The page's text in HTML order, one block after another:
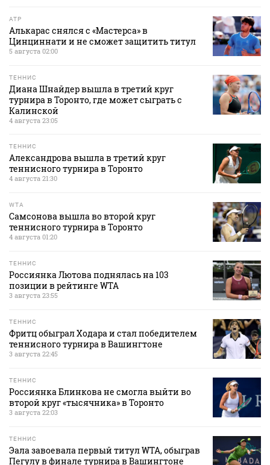
ATP
Алькарас снялся с «Мастерса» в
Цинциннати и не сможет защитить титул
5 августа 02:00
ТЕННИС
Диана Шнайдер вышла в третий круг
турнира в Торонто, где может сыграть с
Калинской
4 августа 23:05
ТЕННИС
Александрова вышла в третий круг
теннисного турнира в Торонто
4 августа 21:30
WTA
Самсонова вышла во второй круг
теннисного турнира в Торонто
4 августа 01:20
ТЕННИС
Россиянка Лютова поднялась на 103
позиции в рейтинге WTA
3 августа 23:55
ТЕННИС
Фритц обыграл Ходара и стал победителем
теннисного турнира в Вашингтоне
3 августа 22:45
ТЕННИС
Россиянка Блинкова не смогла выйти во
второй круг «тысячника» в Торонто
3 августа 22:03
ТЕННИС
Эала завоевала первый титул WTA, обыграв
Пегулу в финале турнира в Вашингтоне